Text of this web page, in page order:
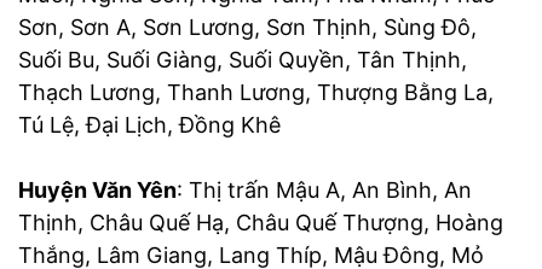
Sơn, Sơn A, Sơn Lương, Sơn Thịnh, Sùng Đô,
Suối Bu, Suối Giàng, Suối Quyền, Tân Thịnh,
Thạch Lương, Thanh Lương, Thượng Bằng La,
Tú Lệ, Đại Lịch, Đồng Khê
Huyện Văn Yên: Thị trấn Mậu A, An Bình, An
Thịnh, Châu Quế Hạ, Châu Quế Thượng, Hoàng
Thắng, Lâm Giang, Lang Thíp, Mậu Đông, Mỏ